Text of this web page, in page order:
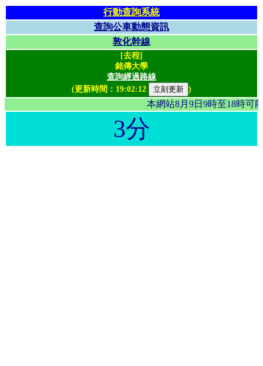
行動查詢系統
查詢公車動態資訊
敦化幹線
[去程]
銘傳大學
查詢經過路線
(更新時間： 19:02:12 )
本網站8月9日9時至18
3分